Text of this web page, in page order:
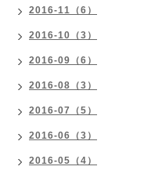
2016-11（6）
2016-10（3）
2016-09（6）
2016-08（3）
2016-07（5）
2016-06（3）
2016-05（4）